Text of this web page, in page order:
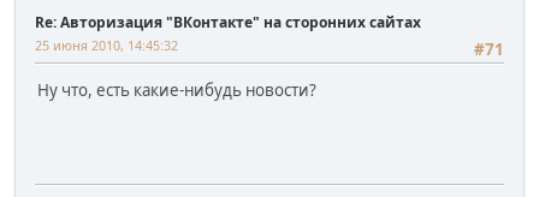
Re: Авторизация "ВКонтакте" на сторонних сайтах
#71
25 июня 2010, 14:45:32
Ну что, есть какие-нибудь новости?